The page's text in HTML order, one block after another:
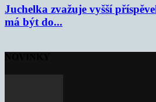
Juchelka zvažuje vyšší
má být do...